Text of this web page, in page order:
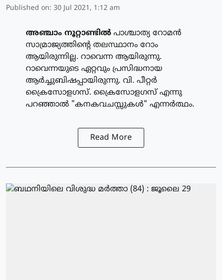
Published on: 30 Jul 2021, 1:12 am
അഞ്ചാം നൂറ്റാണ്ടില്‍ പാശ്ചാത്യ റോമന്‍
സാമ്രാജ്യത്തിന്റെ തലസ്ഥാനം റോം
ആയിരുന്നില്ല. റാവെന്ന ആയിരുന്നു.
റാവെന്നയുടെ ഏറ്റവും പ്രസിദ്ധനായ
ആര്‍ച്ചുബിഷപ്പായിരുന്നു. വി. പീറ്റര്‍
ക്രൈസോളഗസ്. ക്രൈസോളഗസ് എന്നു
പറഞ്ഞാല്‍ "കനകവചസ്സുകള്‍" എന്നര്‍ത്ഥം.
Read More